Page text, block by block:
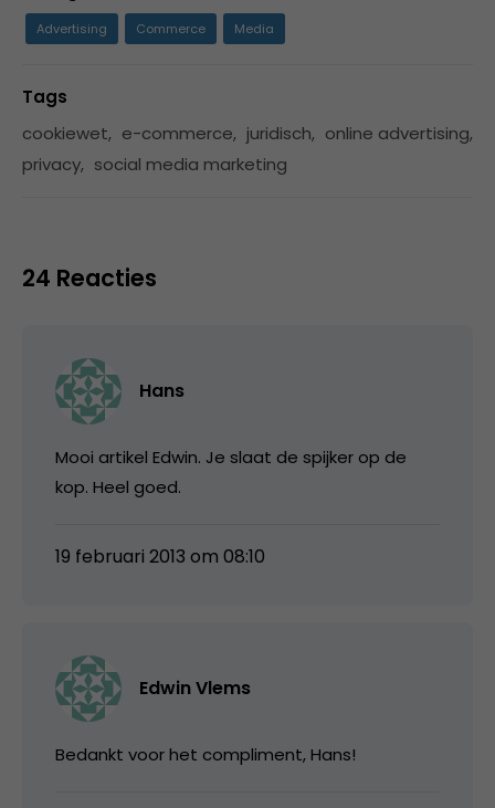
Advertising Commerce Media
Tags
cookiewet, e-commerce, juridisch, online advertising,
privacy, social media marketing
24 Reacties
Hans
Mooi artikel Edwin. Je slaat de spijker op de
kop. Heel goed.
19 februari 2013 om 08:10
Edwin Vlems
Bedankt voor het compliment, Hans!